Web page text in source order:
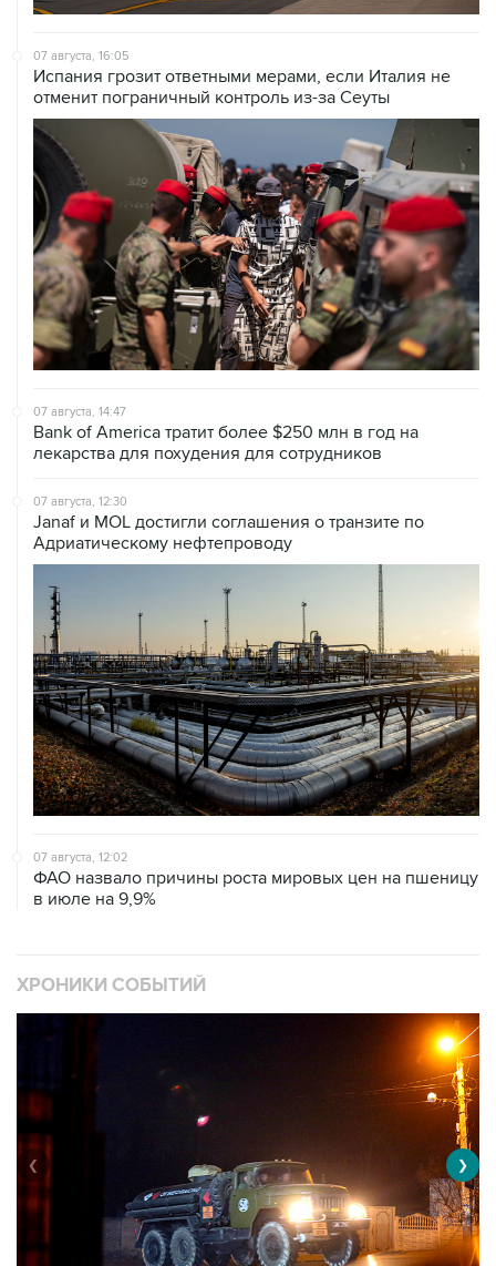
07 августа, 16:05
Испания грозит ответными мерами, если Италия не
отменит пограничный контроль из-за Сеуты
07 августа, 14:47
Bank of America тратит более $250 млн в год на
лекарства для похудения для сотрудников
07 августа, 12:30
Janaf и MOL достигли соглашения о транзите по
Адриатическому нефтепроводу
07 августа, 12:02
ФАО назвало причины роста мировых цен на пшеницу
в июле на 9,9%
ХРОНИКИ СОБЫТИЙ
❮ ❯